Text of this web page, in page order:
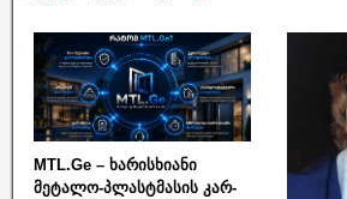
MTL.Ge – ხარისხიანი
მეტალო-პლასტმასის კარ-